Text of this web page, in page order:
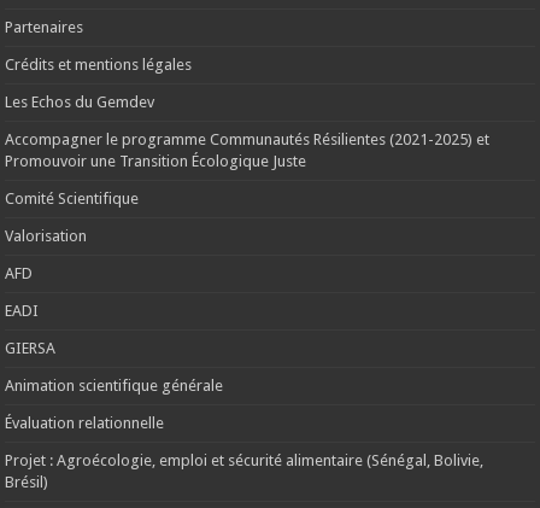
Partenaires
Crédits et mentions légales
Les Echos du Gemdev
Accompagner le programme Communautés Résilientes (2021-2025) et
Promouvoir une Transition Écologique Juste
Comité Scientifique
Valorisation
AFD
EADI
GIERSA
Animation scientifique générale
Évaluation relationnelle
Projet : Agroécologie, emploi et sécurité alimentaire (Sénégal, Bolivie,
Brésil)